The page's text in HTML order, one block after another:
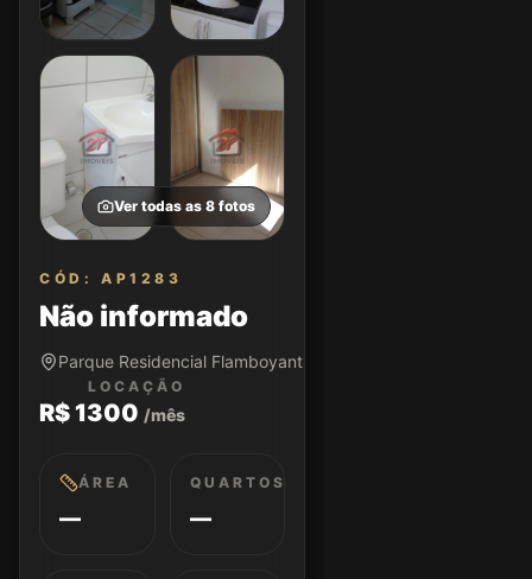
Ver todas as 8 fotos
CÓD: AP1283
Não informado
Parque Residencial Flamboyant • São José dos Campos/SP
LOCAÇÃO
R$ 1300 /mês
ÁREA
—
QUARTOS
—